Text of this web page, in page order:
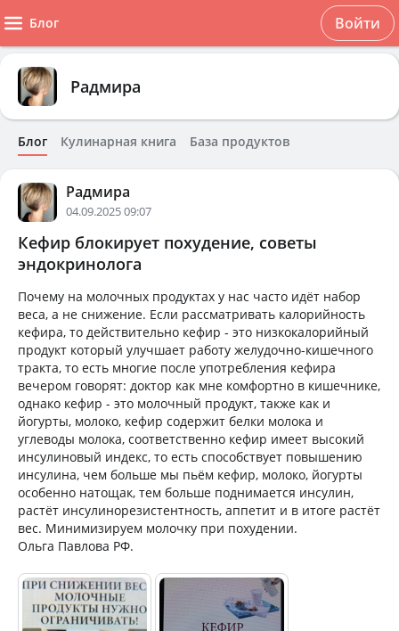
Блог Войти
Радмира
Блог Кулинарная книга База продуктов
Радмира
04.09.2025 09:07
Кефир блокирует похудение, советы
эндокринолога
Почему на молочных продуктах у нас часто идёт набор
веса, а не снижение. Если рассматривать калорийность
кефира, то действительно кефир - это низкокалорийный
продукт который улучшает работу желудочно-кишечного
тракта, то есть многие после употребления кефира
вечером говорят: доктор как мне комфортно в кишечнике,
однако кефир - это молочный продукт, также как и
йогурты, молоко, кефир содержит белки молока и
углеводы молока, соответственно кефир имеет высокий
инсулиновый индекс, то есть способствует повышению
инсулина, чем больше мы пьём кефир, молоко, йогурты
особенно натощак, тем больше поднимается инсулин,
растёт инсулинорезистентность, аппетит и в итоге растёт
вес. Минимизируем молочку при похудении.
Ольга Павлова РФ.